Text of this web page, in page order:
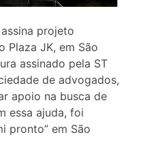
projeto
Plaza JK, em São
assinado pela ST
de advogados,
apoio na busca de
essa ajuda, foi
pronto” em São